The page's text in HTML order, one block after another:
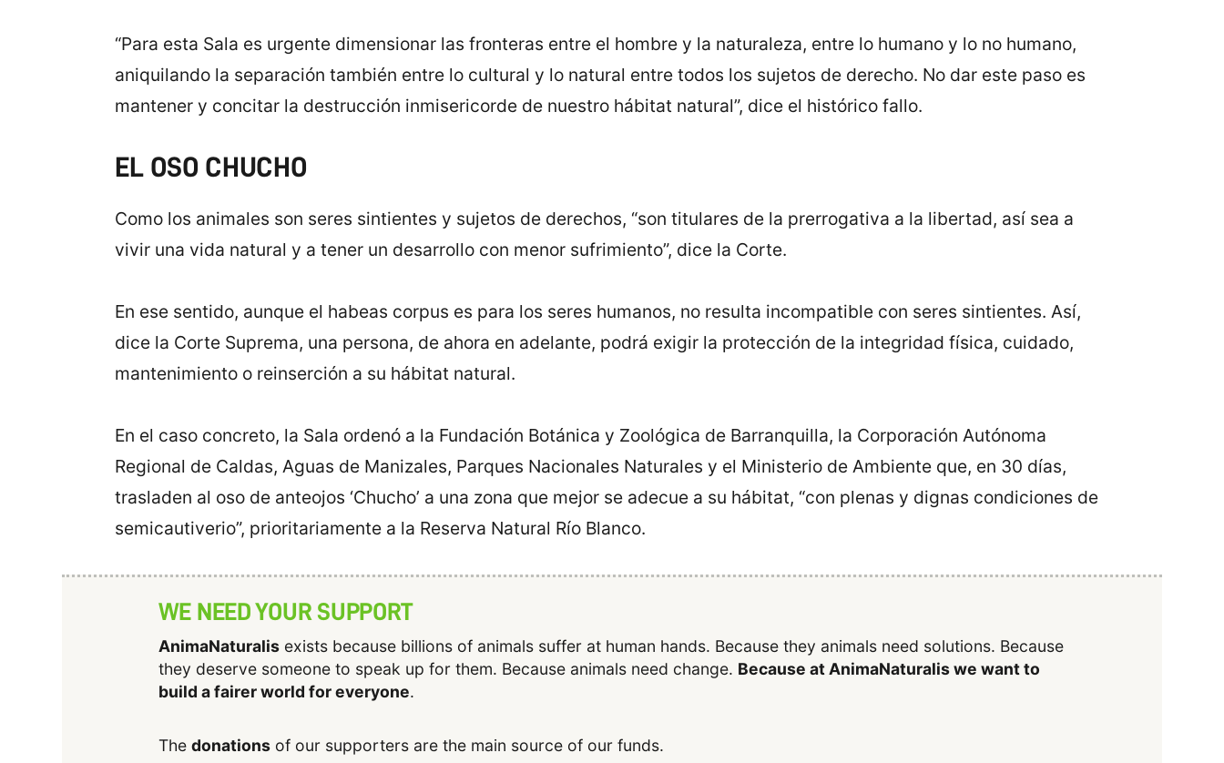
“Para esta Sala es urgente dimensionar las fronteras entre el hombre y la naturaleza, entre lo humano y lo no humano,
aniquilando la separación también entre lo cultural y lo natural entre todos los sujetos de derecho. No dar este paso es
mantener y concitar la destrucción inmisericorde de nuestro hábitat natural”, dice el histórico fallo.
EL OSO CHUCHO
Como los animales son seres sintientes y sujetos de derechos, “son titulares de la prerrogativa a la libertad, así sea a
vivir una vida natural y a tener un desarrollo con menor sufrimiento”, dice la Corte.
En ese sentido, aunque el habeas corpus es para los seres humanos, no resulta incompatible con seres sintientes. Así,
dice la Corte Suprema, una persona, de ahora en adelante, podrá exigir la protección de la integridad física, cuidado,
mantenimiento o reinserción a su hábitat natural.
En el caso concreto, la Sala ordenó a la Fundación Botánica y Zoológica de Barranquilla, la Corporación Autónoma
Regional de Caldas, Aguas de Manizales, Parques Nacionales Naturales y el Ministerio de Ambiente que, en 30 días,
trasladen al oso de anteojos ‘Chucho’ a una zona que mejor se adecue a su hábitat, “con plenas y dignas condiciones de
semicautiverio”, prioritariamente a la Reserva Natural Río Blanco.
WE NEED YOUR SUPPORT
AnimaNaturalisexists because billions of animals suffer at human hands. Because they animals need solutions. Because
they deserve someone to speak up for them. Because animals need change. Because at AnimaNaturalis we want to
build a fairer world for everyone.
The donationsof our supporters are the main source of our funds.